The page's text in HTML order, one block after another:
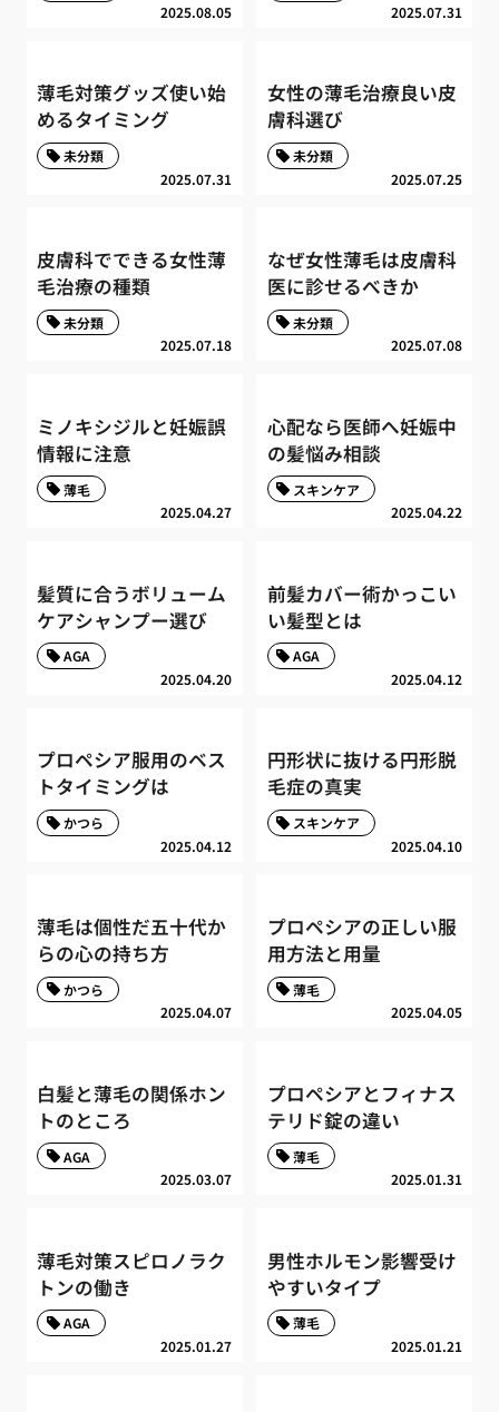
2025.08.05 2025.07.31
薄毛対策グッズ使い始
めるタイミング
2025.07.31
未分類
女性の薄毛治療良い皮
膚科選び
2025.07.25
未分類
皮膚科でできる女性薄
毛治療の種類
2025.07.18
未分類
なぜ女性薄毛は皮膚科
医に診せるべきか
2025.07.08
未分類
ミノキシジルと妊娠誤
情報に注意
2025.04.27
薄毛
心配なら医師へ妊娠中
の髪悩み相談
2025.04.22
スキンケア
髪質に合うボリューム
ケアシャンプー選び
2025.04.20
AGA
前髪カバー術かっこい
い髪型とは
2025.04.12
AGA
プロペシア服用のベス
トタイミングは
2025.04.12
かつら
円形状に抜ける円形脱
毛症の真実
2025.04.10
スキンケア
薄毛は個性だ五十代か
らの心の持ち方
2025.04.07
かつら
プロペシアの正しい服
用方法と用量
2025.04.05
薄毛
白髪と薄毛の関係ホン
トのところ
2025.03.07
AGA
プロペシアとフィナス
テリド錠の違い
2025.01.31
薄毛
薄毛対策スピロノラク
トンの働き
2025.01.27
AGA
男性ホルモン影響受け
やすいタイプ
2025.01.21
薄毛